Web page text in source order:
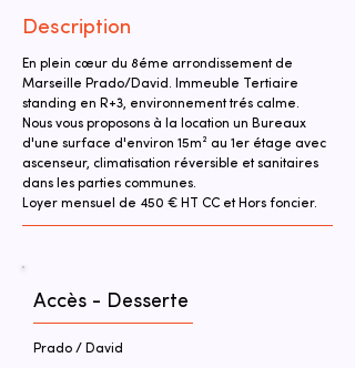
Description
En plein cœur du 8éme arrondissement de
Marseille Prado/David. Immeuble Tertiaire
standing en R+3, environnement trés calme.
Nous vous proposons à la location un Bureaux
d'une surface d'environ 15m² au 1er étage avec
ascenseur, climatisation réversible et sanitaires
dans les parties communes.
Loyer mensuel de 450 € HT CC et Hors foncier.
Accès - Desserte
Prado / David